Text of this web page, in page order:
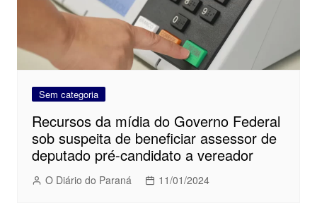
Sem categoria
Recursos da mídia do Governo Federal
sob suspeita de beneficiar assessor de
deputado pré-candidato a vereador
O Diário do Paraná 11/01/2024